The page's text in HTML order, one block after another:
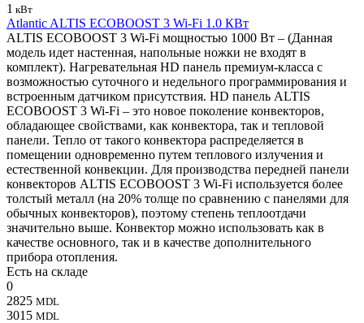
1 кВт
Atlantic ALTIS ECOBOOST 3 Wi-Fi 1.0 КВт
ALTIS ECOBOOST 3 Wi-Fi мощностью 1000 Вт – (Данная
модель идет настенная, напольные ножки не входят в
комплект). Нагревательная HD панель премиум-класса с
возможностью суточного и недельного программирования и
встроенным датчиком присутствия. HD панель ALTIS
ECOBOOST 3 Wi-Fi – это новое поколение конвекторов,
обладающее свойствами, как конвектора, так и тепловой
панели. Тепло от такого конвектора распределяется в
помещении одновременно путем теплового излучения и
естественной конвекции. Для производства передней панели
конвекторов ALTIS ECOBOOST 3 Wi-Fi используется более
толстый металл (на 20% толще по сравнению с панелями для
обычных конвекторов), поэтому степень теплоотдачи
значительно выше. Конвектор можно использовать как в
качестве основного, так и в качестве дополнительного
прибора отопления.
Есть на складе
0
2825 MDL
3015 MDL